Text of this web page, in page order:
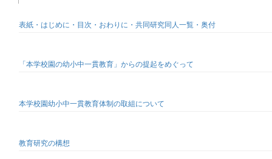
表紙・はじめに・目次・おわりに・共同研究同人一覧・奥付
「本学校園の幼小中一貫教育」からの提起をめぐって
本学校園幼小中一貫教育体制の取組について
教育研究の構想